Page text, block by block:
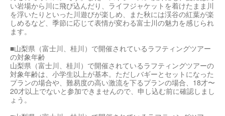
い岩場から川に飛び込んだり、ライフジャケットを着けたまま川
を浮いたりといった川遊びが楽しめ、また秋には渓谷の紅葉が楽
しめるなど、季節に応じて表情が変わる富士川の魅力を感じられ
ます。
■山梨県（富士川、桂川）で開催されているラフティングツアー
の対象年齢
山梨県（富士川、桂川）で開催されているラフティングツアーの
対象年齢は、小学生以上が基本。ただしバギーとセットになった
プランの場合や、難易度の高い激流を下るプランの場合、18才〜
20才以上でないと参加できませんので、申し込む前に確認しまし
ょう。